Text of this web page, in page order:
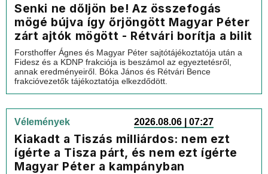
Senki ne dőljön be! Az összefogás
mögé bújva így őrjöngött Magyar Péter
zárt ajtók mögött - Rétvári borítja a bilit
Forsthoffer Ágnes és Magyar Péter sajtótájékoztatója után a
Fidesz és a KDNP frakciója is beszámol az egyeztetésről,
annak eredményeiről. Bóka János és Rétvári Bence
frakcióvezetők tájékoztatója elkezdődött.
Vélemények 2026.08.06 | 07:27
Kiakadt a Tiszás milliárdos: nem ezt
ígérte a Tisza párt, és nem ezt ígérte
Magyar Péter a kampányban